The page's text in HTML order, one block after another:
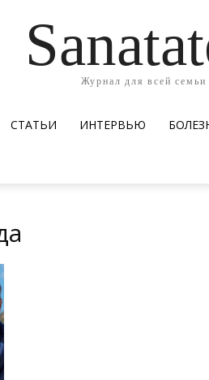
Журнал для всей
СТАТЬИ ИНТЕРВЬЮ